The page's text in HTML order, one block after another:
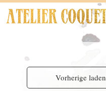
Vorherige laden